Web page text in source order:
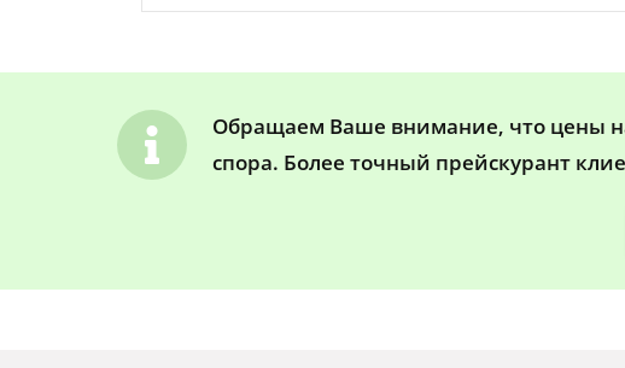
Обращаем Ваше внимание, что цены на
спора. Более точный прейскурант